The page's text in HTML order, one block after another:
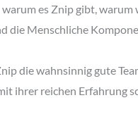
es Znip gibt, warum
die Menschliche
die wahnsinnig gute
ihrer reichen Erfahrung